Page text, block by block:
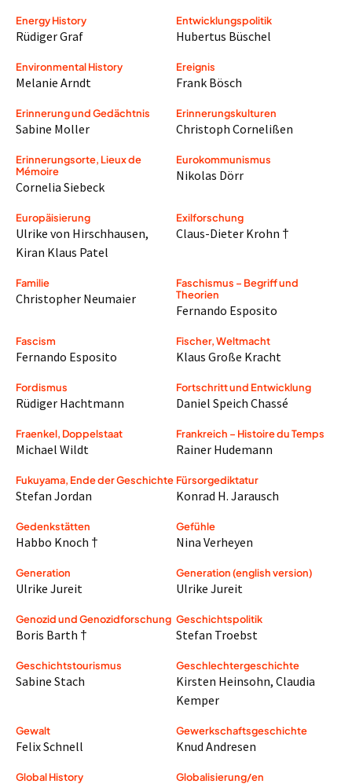
Energy History
Rüdiger Graf
Entwicklungspolitik
Hubertus Büschel
Environmental History
Melanie Arndt
Ereignis
Frank Bösch
Erinnerung und Gedächtnis
Sabine Moller
Erinnerungskulturen
Christoph Cornelißen
Erinnerungsorte, Lieux de
Mémoire
Cornelia Siebeck
Eurokommunismus
Nikolas Dörr
Europäisierung
Ulrike von Hirschhausen,
Kiran Klaus Patel
Exilforschung
Claus-Dieter Krohn †
Familie
Christopher Neumaier
Faschismus – Begriff und
Theorien
Fernando Esposito
Fascism
Fernando Esposito
Fischer, Weltmacht
Klaus Große Kracht
Fordismus
Rüdiger Hachtmann
Fortschritt und Entwicklung
Daniel Speich Chassé
Fraenkel, Doppelstaat
Michael Wildt
Frankreich – Histoire du Temps
Rainer Hudemann
Fukuyama, Ende der Geschichte
Stefan Jordan
Fürsorgediktatur
Konrad H. Jarausch
Gedenkstätten
Habbo Knoch †
Gefühle
Nina Verheyen
Generation
Ulrike Jureit
Generation (english version)
Ulrike Jureit
Genozid und Genozidforschung
Boris Barth †
Geschichtspolitik
Stefan Troebst
Geschichtstourismus
Sabine Stach
Geschlechtergeschichte
Kirsten Heinsohn, Claudia
Kemper
Gewalt
Felix Schnell
Gewerkschaftsgeschichte
Knud Andresen
Global History Globalisierung/en